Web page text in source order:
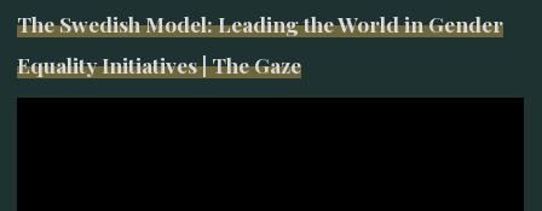
The Swedish Model: Leading the World in Gender
Equality Initiatives | The Gaze